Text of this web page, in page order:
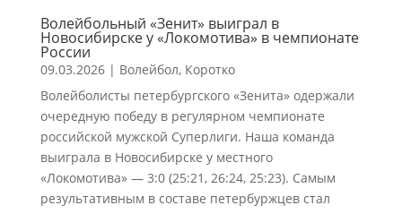
Волейбольный «Зенит» выиграл в
Новосибирске у «Локомотива» в чемпионате
России
09.03.2026| Волейбол, Коротко
Волейболисты петербургского «Зенита» одержали
очередную победу в регулярном чемпионате
российской мужской Суперлиги. Наша команда
выиграла в Новосибирске у местного
«Локомотива» — 3:0 (25:21, 26:24, 25:23). Самым
результативным в составе петербуржцев стал